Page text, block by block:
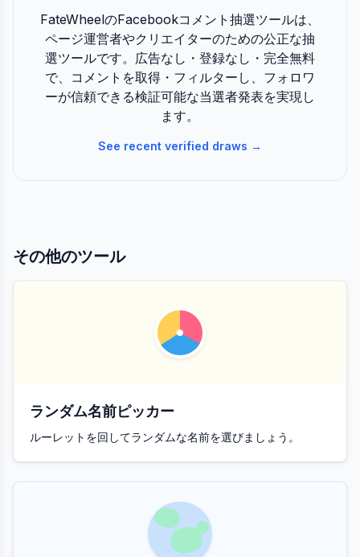
FateWheelのFacebookコメント抽選ツールは、
ページ運営者やクリエイターのための公正な抽
選ツールです。広告なし・登録なし・完全無料
で、コメントを取得・フィルターし、フォロワ
ーが信頼できる検証可能な当選者発表を実現し
ます。
See recent verified draws →
その他のツール
ランダム名前ピッカー
ルーレットを回してランダムな名前を選びましょう。